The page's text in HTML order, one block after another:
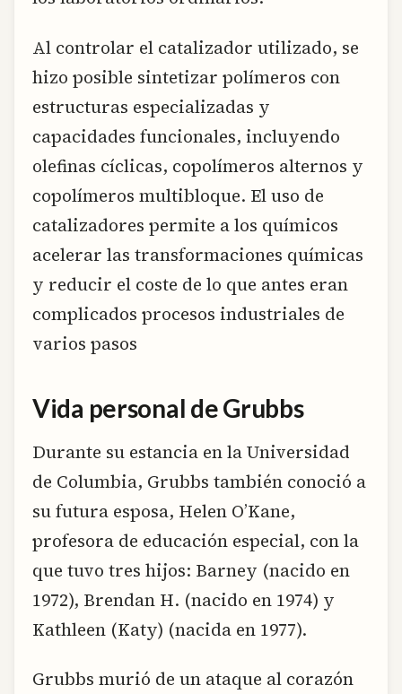
Al controlar el catalizador utilizado, se
hizo posible sintetizar polímeros con
estructuras especializadas y
capacidades funcionales, incluyendo
olefinas cíclicas, copolímeros alternos y
copolímeros multibloque. El uso de
catalizadores permite a los químicos
acelerar las transformaciones químicas
y reducir el coste de lo que antes eran
complicados procesos industriales de
varios pasos
Vida personal de Grubbs
Durante su estancia en la Universidad
de Columbia, Grubbs también conoció a
su futura esposa, Helen O’Kane,
profesora de educación especial, con la
que tuvo tres hijos: Barney (nacido en
1972), Brendan H. (nacido en 1974) y
Kathleen (Katy) (nacida en 1977).
Grubbs murió de un ataque al corazón